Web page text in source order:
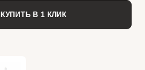
КУПИТЬ В 1 КЛИК